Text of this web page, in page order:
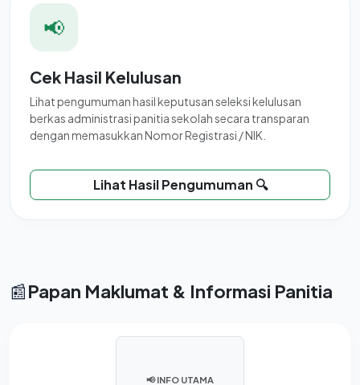
📢
Cek Hasil Kelulusan
Lihat pengumuman hasil keputusan seleksi kelulusan
berkas administrasi panitia sekolah secara transparan
dengan memasukkan Nomor Registrasi / NIK.
Lihat Hasil Pengumuman 🔍
📰Papan Maklumat & Informasi Panitia
📢 INFO UTAMA